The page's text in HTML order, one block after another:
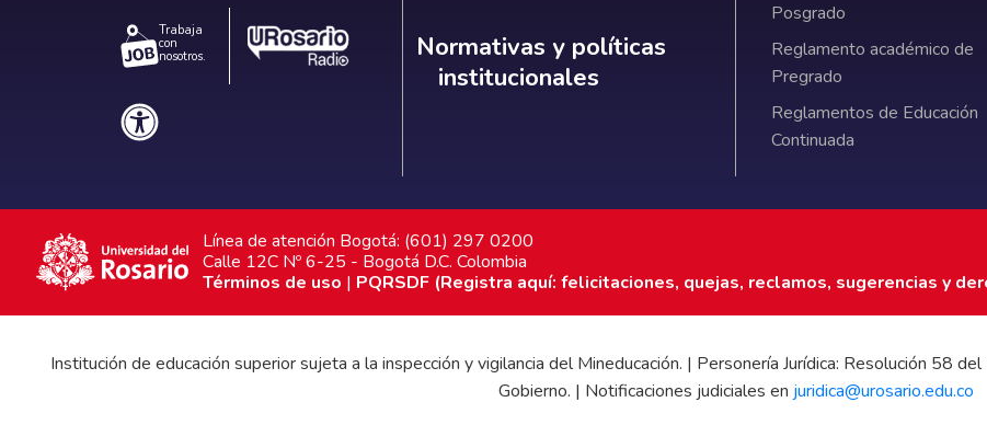
Trabaja
con
nosotros.
Normativas y políticas institucionales
Normativas y políticas
institucionales
Posgrado
Reglamento académico de
Pregrado
Reglamentos de Educación
Continuada
Línea de atención Bogotá: (601) 297 0200
Calle 12C Nº 6-25 - Bogotá D.C. Colombia
Términos de uso | PQRSDF (Registra aquí: felicitaciones, quejas, reclamos, sugerencias y
Institución de educación superior sujeta a la inspección y vigilancia del Mineducación. | Personería Jurídica: Resolución 58
Gobierno. | Notificaciones judiciales en juridica@urosario.edu.co